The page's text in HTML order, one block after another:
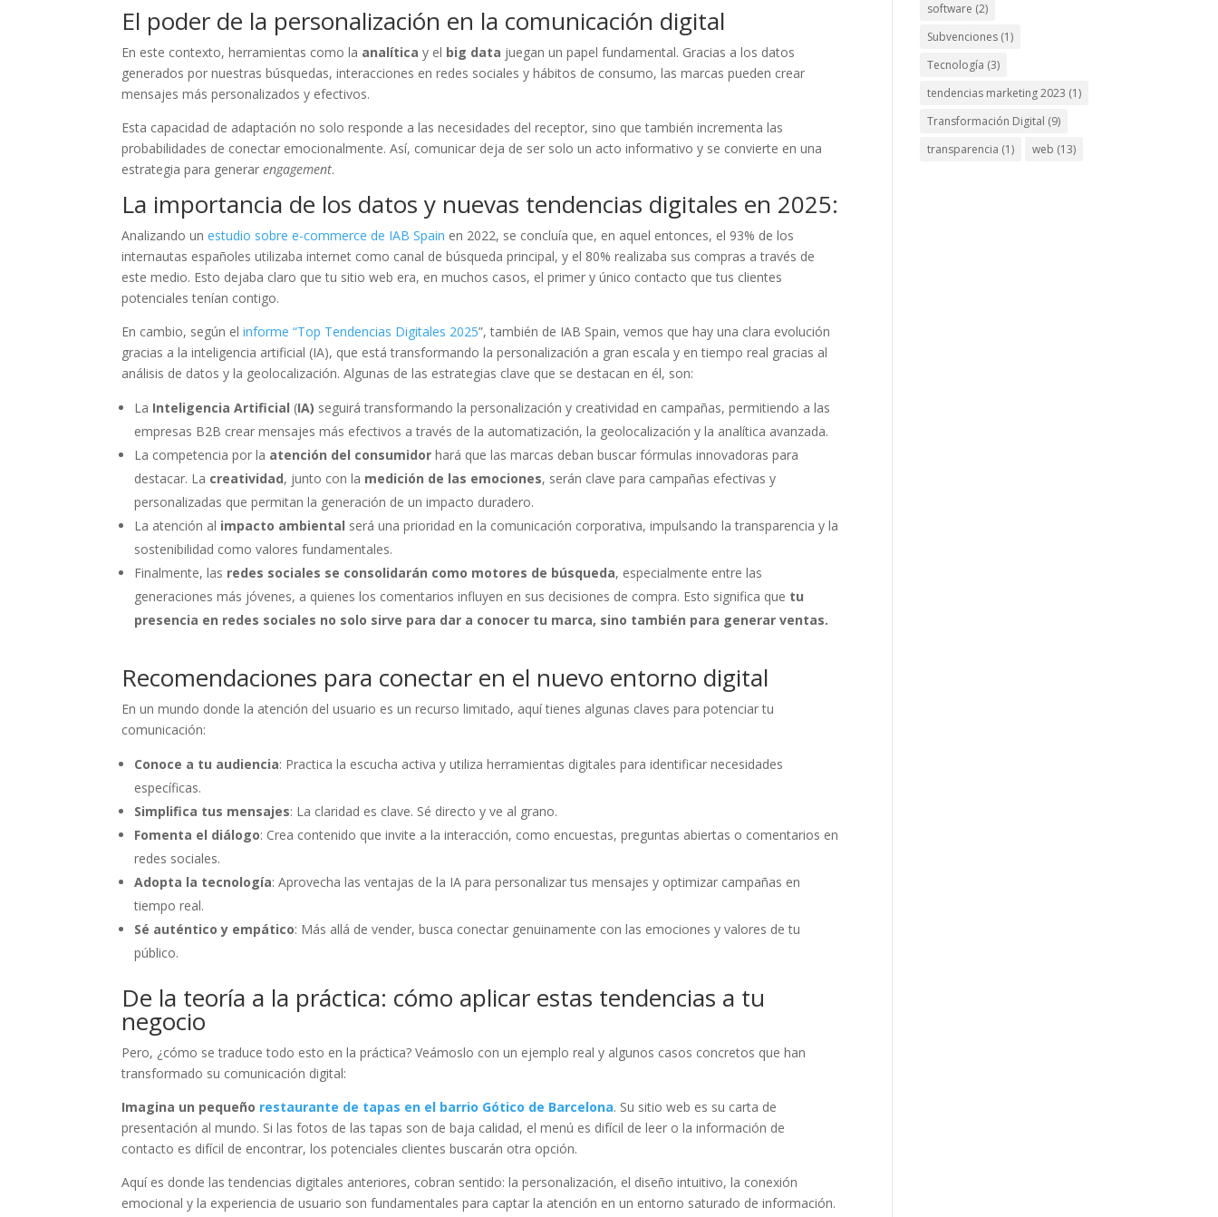
El poder de la personalización en la comunicación digital
En este contexto, herramientas como la analítica y el big data juegan un papel fundamental. Gracias a los datos
generados por nuestras búsquedas, interacciones en redes sociales y hábitos de consumo, las marcas pueden crear
mensajes más personalizados y efectivos.
Esta capacidad de adaptación no solo responde a las necesidades del receptor, sino que también incrementa las
probabilidades de conectar emocionalmente. Así, comunicar deja de ser solo un acto informativo y se convierte en una
estrategia para generarengagement.
La importancia de los datos y nuevas tendencias digitales en 2025:
Analizando unestudio sobre e-commerce de IAB Spain en 2022, se concluía que, en aquel entonces, el 93% de los
internautas españoles utilizaba internet como canal de búsqueda principal, y el 80% realizaba sus compras a través de
este medio. Esto dejaba claro que tu sitio web era, en muchos casos, el primer y único contacto que tus clientes
potenciales tenían contigo.
En cambio, según elinforme “Top Tendencias Digitales 2025”, también de IAB Spain, vemos que hay una clara evolución
gracias a la inteligencia artificial (IA), que está transformando la personalización a gran escala y en tiempo real gracias al
análisis de datos y la geolocalización. Algunas de las estrategias clave que se destacan en él, son:
La Inteligencia Artificial (IA) seguirá transformando la personalización y creatividad en campañas, permitiendo a las
empresas B2B crear mensajes más efectivos a través de la automatización, la geolocalización y la analítica avanzada.
La competencia por la atención del consumidor hará que las marcas deban buscar fórmulas innovadoras para
destacar. La creatividad, junto con la medición de las emociones, serán clave para campañas efectivas y
personalizadas que permitan la generación de un impacto duradero.
La atención al impacto ambiental será una prioridad en la comunicación corporativa, impulsando la transparencia y la
sostenibilidad como valores fundamentales.
Finalmente, las redes sociales se consolidarán como motores de búsqueda, especialmente entre las
generaciones más jóvenes, a quienes los comentarios influyen en sus decisiones de compra. Esto significa que tu
presencia en redes sociales no solo sirve para dar a conocer tu marca, sino también para generar ventas.
Recomendaciones para conectar en el nuevo entorno digital
En un mundo donde la atención del usuario es un recurso limitado, aquí tienes algunas claves para potenciar tu
comunicación:
Conoce a tu audiencia: Practica la escucha activa y utiliza herramientas digitales para identificar necesidades
específicas.
Simplifica tus mensajes: La claridad es clave. Sé directo y ve al grano.
Fomenta el diálogo: Crea contenido que invite a la interacción, como encuestas, preguntas abiertas o comentarios en
redes sociales.
Adopta la tecnología: Aprovecha las ventajas de la IA para personalizar tus mensajes y optimizar campañas en
tiempo real.
Sé auténtico y empático: Más allá de vender, busca conectar genuinamente con las emociones y valores de tu
público.
De la teoría a la práctica: cómo aplicar estas tendencias a tu
negocio
Pero, ¿cómo se traduce todo esto en la práctica? Veámoslo con un ejemplo real y algunos casos concretos que han
transformado su comunicación digital:
Imagina un pequeño restaurante de tapas en el barrio Gótico de Barcelona. Su sitio web es su carta de
presentación al mundo. Si las fotos de las tapas son de baja calidad, el menú es difícil de leer o la información de
contacto es difícil de encontrar, los potenciales clientes buscarán otra opción.
Aquí es donde las tendencias digitales anteriores, cobran sentido: la personalización, el diseño intuitivo, la conexión
emocional y la experiencia de usuario son fundamentales para captar la atención en un entorno saturado de información.
software (2)
Subvenciones (1)
Tecnología (3)
tendencias marketing 2023 (1)
Transformación Digital (9)
transparencia (1) web (13)